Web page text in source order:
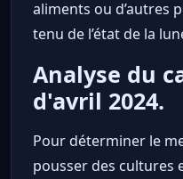
aliments ou d’autres
tenu de l’état de la
Analyse du
d'avril 2024.
Pour déterminer le
pousser des cultures